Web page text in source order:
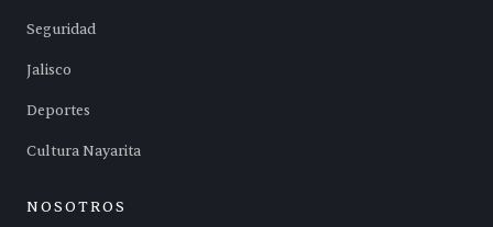
Seguridad
Jalisco
Deportes
Cultura Nayarita
NOSOTROS